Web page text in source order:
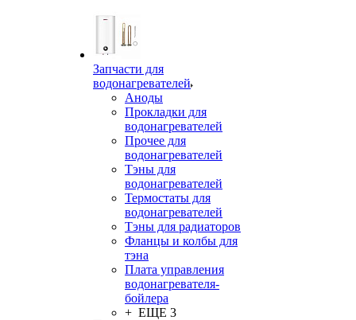
Запчасти для
водонагревателей
Аноды
Прокладки для
водонагревателей
Прочее для
водонагревателей
Тэны для
водонагревателей
Термостаты для
водонагревателей
Тэны для радиаторов
Фланцы и колбы для
тэна
Плата управления
водонагревателя-
бойлера
+ ЕЩЕ 3